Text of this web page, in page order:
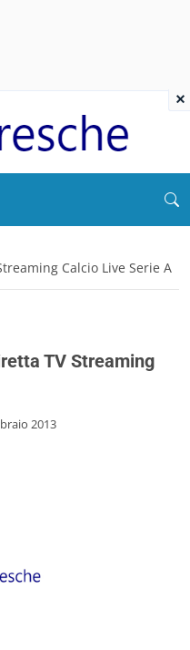
Calcio Live Serie A
TV Streaming
2013
×